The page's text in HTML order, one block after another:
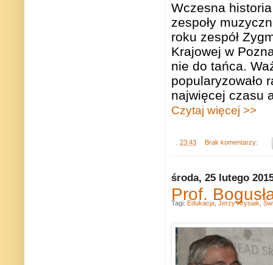
Wczesna
zespoły
roku zespół
Krajowej w
nie do tańca.
popularyzowało
najwięcej czasu
Czytaj więcej >>
. 23:43 Brak komentarzy:
środa, 25 lutego
Prof.
Tagi: Edukacja Jerzy Krysiak